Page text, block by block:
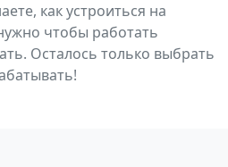
как устроиться на
чтобы работать
Осталось только выбрать